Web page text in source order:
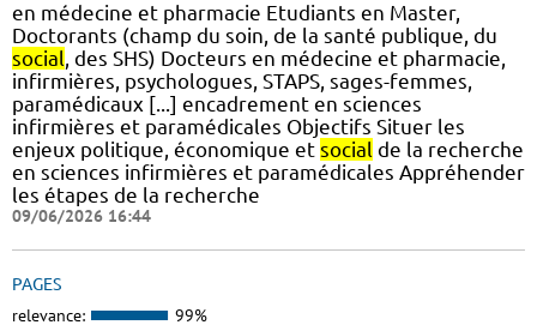
en médecine et pharmacie Etudiants en Master,
Doctorants (champ du soin, de la santé publique, du
social, des SHS) Docteurs en médecine et pharmacie,
infirmières, psychologues, STAPS, sages-femmes,
paramédicaux [...] encadrement en sciences
infirmières et paramédicales Objectifs Situer les
enjeux politique, économique et social de la recherche
en sciences infirmières et paramédicales Appréhender
les étapes de la recherche
09/06/2026 16:44
PAGES
relevance: 99%